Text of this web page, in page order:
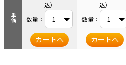
単価
込）
数量：
カートへ
込）
数量：
カートへ